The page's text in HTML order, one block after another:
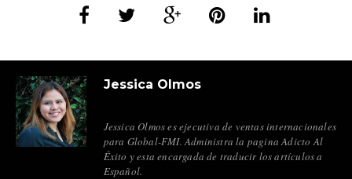
Jessica Olmos
Jessica Olmos es ejecutiva de ventas internacionales
para Global-FMI. Administra la pagina Adicto Al
Éxito y esta encargada de traducir los artículos a
Español.